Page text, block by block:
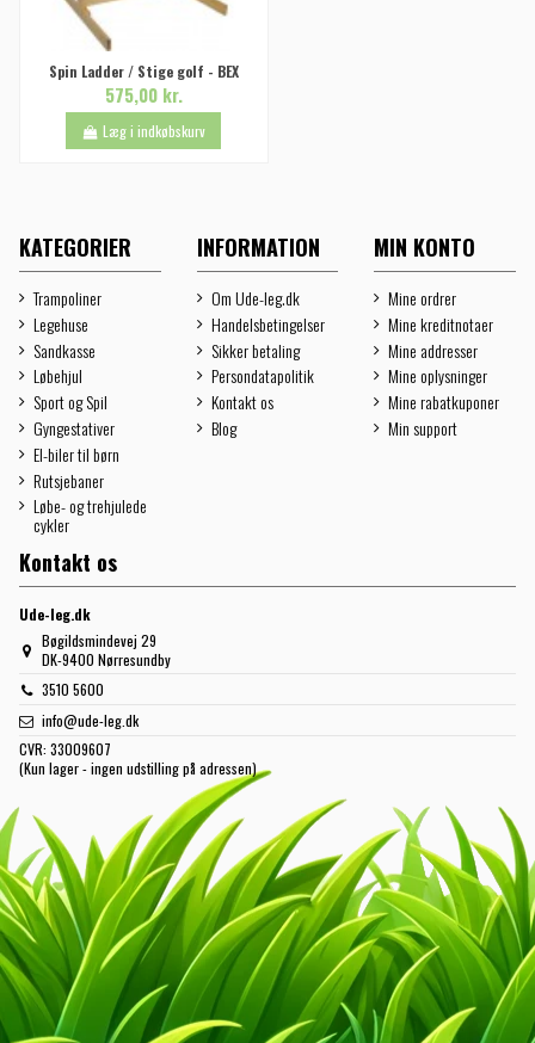
Spin Ladder / Stige golf - BEX
575,00 kr.
Læg i indkøbskurv
KATEGORIER
Trampoliner
Legehuse
Sandkasse
Løbehjul
Sport og Spil
Gyngestativer
El-biler til børn
Rutsjebaner
Løbe- og trehjulede
cykler
INFORMATION
Om Ude-leg.dk
Handelsbetingelser
Sikker betaling
Persondatapolitik
Kontakt os
Blog
MIN KONTO
Mine ordrer
Mine kreditnotaer
Mine addresser
Mine oplysninger
Mine rabatkuponer
Min support
Kontakt os
Ude-leg.dk
Bøgildsmindevej 29
DK-9400 Nørresundby
3510 5600
info@ude-leg.dk
CVR: 33009607
(Kun lager - ingen udstilling på adressen)